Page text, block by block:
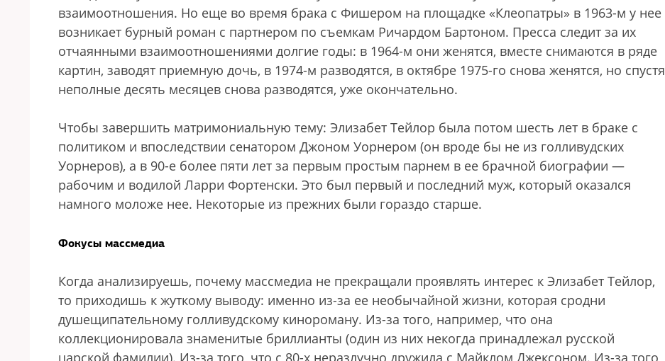
взаимоотношения. Но еще во время брака с Фишером на площадке «Клеопатры» в 1963-м у нее
возникает бурный роман с партнером по съемкам Ричардом Бартоном. Пресса следит за их
отчаянными взаимоотношениями долгие годы: в 1964-м они женятся, вместе снимаются в ряде
картин, заводят приемную дочь, в 1974-м разводятся, в октябре 1975-го снова женятся, но спустя
неполные десять месяцев снова разводятся, уже окончательно.
Чтобы завершить матримониальную тему: Элизабет Тейлор была потом шесть лет в браке с
политиком и впоследствии сенатором Джоном Уорнером (он вроде бы не из голливудских
Уорнеров), а в 90-е более пяти лет за первым простым парнем в ее брачной биографии —
рабочим и водилой Ларри Фортенски. Это был первый и последний муж, который оказался
намного моложе нее. Некоторые из прежних были гораздо старше.
Фокусы массмедиа
Когда анализируешь, почему массмедиа не прекращали проявлять интерес к Элизабет Тейлор,
то приходишь к жуткому выводу: именно из-за ее необычайной жизни, которая сродни
душещипательному голливудскому кинороману. Из-за того, например, что она
коллекционировала знаменитые бриллианты (один из них некогда принадлежал русской
царской фамилии). Из-за того, что с 80-х неразлучно дружила с Майклом Джексоном. Из-за того,